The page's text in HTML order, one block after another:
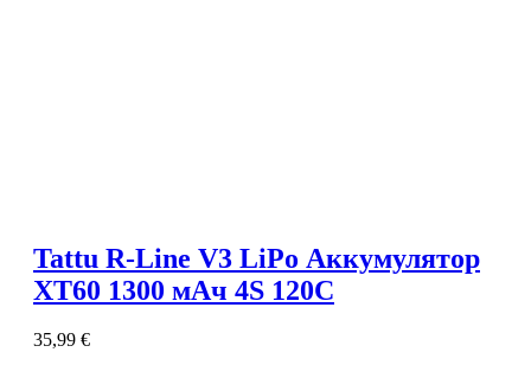
Tattu R-Line V3 LiPo Аккумулятор
XT60 1300 мАч 4S 120C
35,99 €